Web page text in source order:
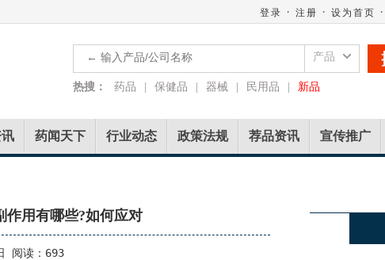
登录 · 注册 · 设为首页 ·
产品
热搜： 药品 保健品 器械 民用品 新品
药闻天下 行业动态 政策法规 荐品资讯 宣传推广
作用有哪些?如何应对
阅读：693